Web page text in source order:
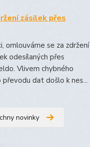
zásilek přes
omlouváme se za zdržení
odesílaných přes
Vlivem chybného
dat došlo k nes...
novinky